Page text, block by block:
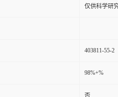
仅供科学研
403811-55-2
98%+%
否